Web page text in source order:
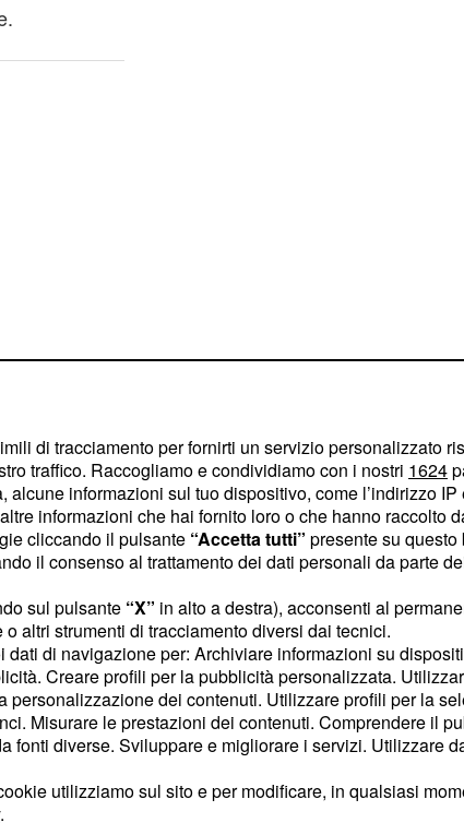
di condizioni
di tappa. Gli uomini
sotto l’acqua, in
decisivo su un
quello disegnato
ha beneficiato
Jumbo già secondo
in condizioni
impossibile da
Roglic ha chiuso con
su un Cancellara in
a conferma che il
di tracciamento per fornirti un servizio personalizzato
traffico. Raccogliamo e condividiamo con i nostri 1624
informazioni sul tuo dispositivo, come l’indirizzo
informazioni che hai fornito loro o che hanno raccolto
cliccando il pulsante “Accetta tutti” presente su
il consenso al trattamento dei dati personali da parte
sul pulsante “X” in alto a destra), acconsenti al
altri strumenti di tracciamento diversi dai tecnici.
dati di navigazione per: Archiviare informazioni su
Creare profili per la pubblicità personalizzata.
personalizzazione dei contenuti. Utilizzare profili per la
Misurare le prestazioni dei contenuti. Comprendere il
fonti diverse. Sviluppare e migliorare i servizi. Utilizzare
utilizziamo sul sito e per modificare, in qualsiasi
.